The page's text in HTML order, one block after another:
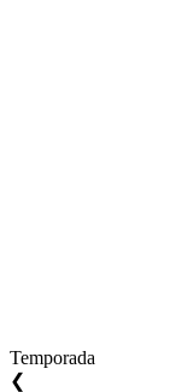
Temporada
❮